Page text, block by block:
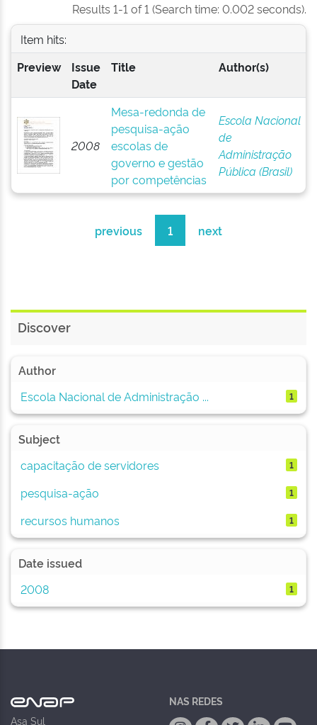
Results 1-1 of 1 (Search time: 0.002 seconds).
Item hits:
Preview
Issue
Date
Title Author(s)
2008
Mesa-redonda de
pesquisa-ação
escolas de
governo e gestão
por competências
Escola Nacional
de
Administração
Pública (Brasil)
previous 1 next
Discover
Author
Escola Nacional de Administração ...
1
Subject
capacitação de servidores
1
pesquisa-ação 1
recursos humanos 1
Date issued
2008
1
Asa Sul
NAS REDES